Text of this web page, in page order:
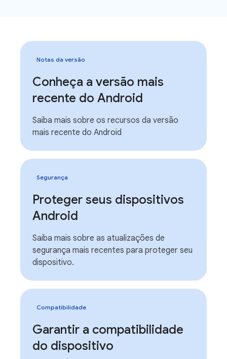
Notas da versão
Conheça a versão mais
recente do Android
Saiba mais sobre os recursos da versão
mais recente do Android
Segurança
Proteger seus dispositivos
Android
Saiba mais sobre as atualizações de
segurança mais recentes para proteger seu
dispositivo.
Compatibilidade
Garantir a compatibilidade
do dispositivo